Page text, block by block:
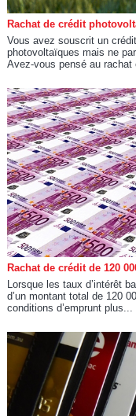
Rachat de crédit
Vous avez souscrit un
photovoltaïques mais ne
Avez-vous pensé au rachat
Rachat de crédit de 120
Lorsque les taux d’intérêt
d’un montant total de 120
conditions d’emprunt plus...